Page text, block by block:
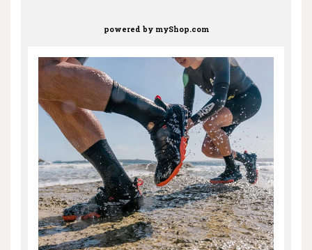
powered by myShop.com